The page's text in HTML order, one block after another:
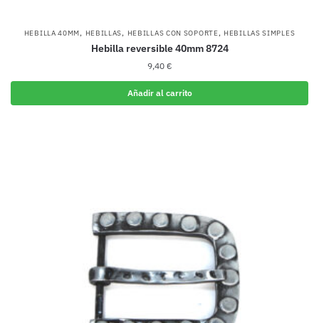
HEBILLA 40MM, HEBILLAS, HEBILLAS CON SOPORTE, HEBILLAS SIMPLES
Hebilla reversible 40mm 8724
9,40 €
Añadir al carrito